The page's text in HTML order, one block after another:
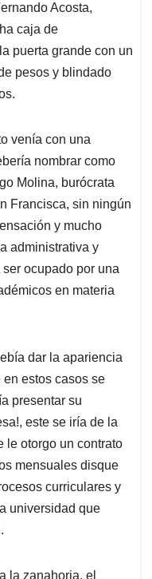
Acosta,
caja de
puerta grande con un
pesos y blindado
venía con una
nombrar como
Molina, burócrata
Francisca, sin ningún
y mucho
administrativa y
ocupado por una
en materia
dar la apariencia
estos casos se
presentar su
este se iría de la
le otorgo un contrato
mensuales disque
curriculares y
universidad que
la zanahoria, el